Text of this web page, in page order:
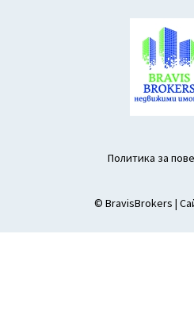
Политика за
© BravisBrokers |